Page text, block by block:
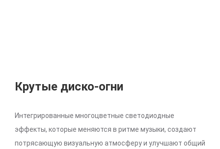
Крутые диско-огни
Интегрированные многоцветные светодиодные
эффекты, которые меняются в ритме музыки, создают
потрясающую визуальную атмосферу и улучшают общий